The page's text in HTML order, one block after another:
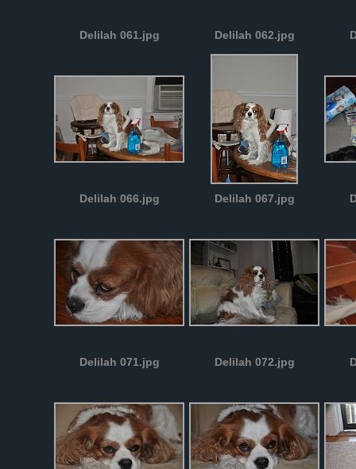
Delilah 061.jpg Delilah 062.jpg
Delilah 066.jpg Delilah 067.jpg
Delilah 071.jpg Delilah 072.jpg